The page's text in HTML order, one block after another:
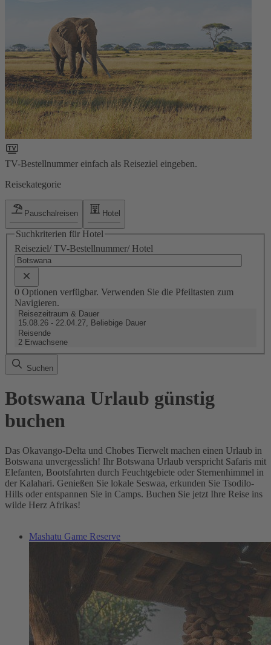
TV-Bestellnummer einfach als Reiseziel eingeben.
Reisekategorie
Pauschalreisen Hotel
Suchkriterien für Hotel
Reiseziel/ TV-Bestellnummer/ Hotel
0 Optionen verfügbar. Verwenden Sie die Pfeiltasten zum
Navigieren.
Reisezeitraum & Dauer
15.08.26 - 22.04.27, Beliebige Dauer
Reisende
2 Erwachsene
Suchen
Botswana Urlaub günstig
buchen
Das Okavango-Delta und Chobes Tierwelt machen einen Urlaub in
Botswana unvergesslich! Ihr Botswana Urlaub verspricht Safaris mit
Elefanten, Bootsfahrten durch Feuchtgebiete oder Sternenhimmel in
der Kalahari. Genießen Sie lokale Seswaa, erkunden Sie Tsodilo-
Hills oder entspannen Sie in Camps. Buchen Sie jetzt Ihre Reise ins
wilde Herz Afrikas!
Mashatu Game Reserve